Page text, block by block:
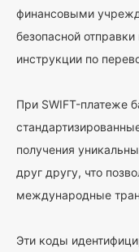
финансовыми
безопасной
инструкции по
При SWIFT-платеже
получения
друг другу, что
международные
Эти коды